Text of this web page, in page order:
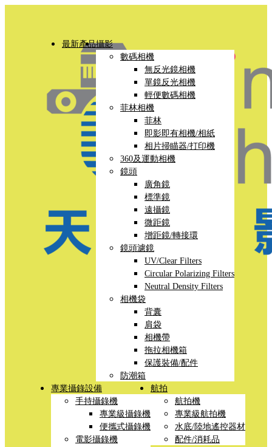
最新產品攝影
數碼相機
無反光鏡相機
單鏡反光相機
輕便數碼相機
菲林相機
菲林
即影即有相機/相紙
相片掃瞄器/打印機
360及運動相機
鏡頭
廣角鏡
標準鏡
遠攝鏡
微距鏡
增距鏡/轉接環
鏡頭濾鏡
UV/Clear Filters
Circular Polarizing Filters
Neutral Density Filters
相機袋
背囊
肩袋
相機帶
拖拉相機箱
保護裝備/配件
防潮箱
專業攝錄設備
手持攝錄機
專業級攝錄機
便攜式攝錄機
電影攝錄機
航拍
航拍機
專業級航拍機
水底/陸地遙控器材
配件/消耗品